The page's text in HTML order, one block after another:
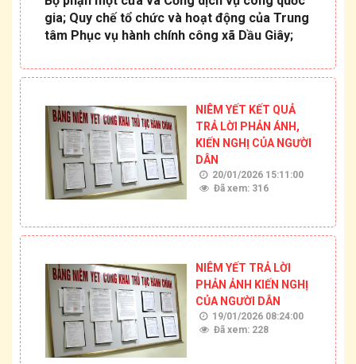
gia; Quy chế tổ chức và hoạt động của Trung
tâm Phục vụ hành chính công xã Dầu Giây;
NIÊM YẾT KẾT QUẢ
TRẢ LỜI PHẢN ÁNH,
KIẾN NGHỊ CỦA NGƯỜI
DÂN
20/01/2026 15:11:00
Đã xem: 316
NIÊM YẾT TRẢ LỜI
PHẢN ẢNH KIẾN NGHỊ
CỦA NGƯỜI DÂN
19/01/2026 08:24:00
Đã xem: 228